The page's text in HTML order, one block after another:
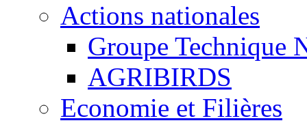
Actions nationales
Groupe Technique
AGRIBIRDS
Economie et Filières